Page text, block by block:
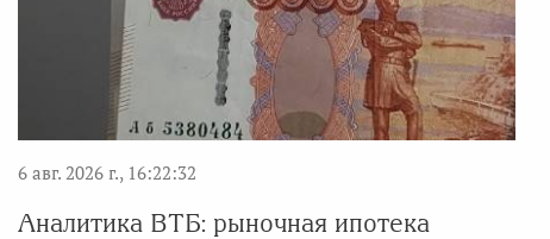
6 авг. 2026 г., 16:22:32
Аналитика ВТБ: рыночная ипотека